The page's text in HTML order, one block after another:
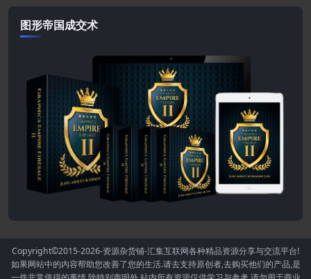
图形帝国成交术
Copyright©2015-2026-资源杂货铺-汇集互联网各种精品资源分享与交流平台!
如果网站中的内容帮助您改善了您的生活.请去支持原创者,去购买他们的产品,是